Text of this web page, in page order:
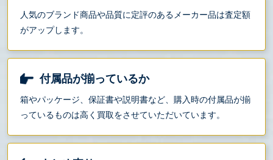
人気のブランド商品や品質に定評のあるメーカー品は査定額
がアップします。
付属品が揃っているか
箱やパッケージ、保証書や説明書など、購入時の付属品が揃
っているものは高く買取をさせていただいています。